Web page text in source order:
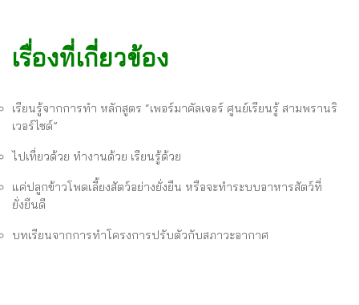
เรื่องที่เกี่ยวข้อง
เรียนรู้จากการทำ หลักสูตร “เพอร์มาคัลเจอร์ ศูนย์เรียนรู้ สามพรานริ
เวอร์ไซด์”
ไปเที่ยวด้วย ทำงานด้วย เรียนรู้ด้วย
แค่ปลูกข้าวโพดเลี้ยงสัตว์อย่างยั่งยืน หรือจะทำระบบอาหารสัตว์ที่
ยั่งยืนดี
บทเรียนจากการทำโครงการปรับตัวกับสภาวะอากาศ